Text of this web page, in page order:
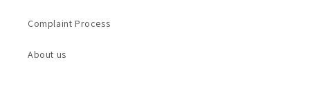
Complaint Process
About us